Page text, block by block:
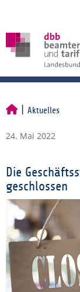
Aktuelles
24. Mai 2022
Die
geschlossen